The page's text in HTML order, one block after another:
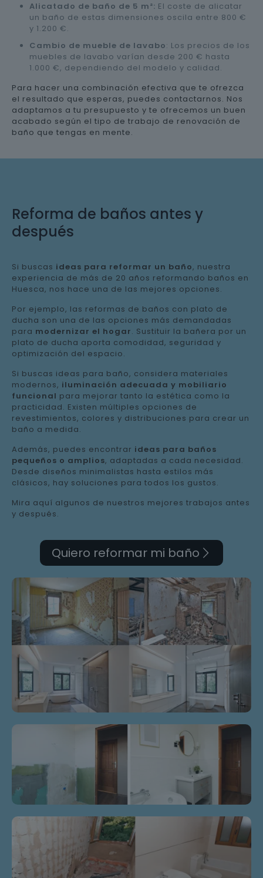
Alicatado de baño de 5 m²: El coste de alicatar
un baño de estas dimensiones oscila entre 800 €
y 1.200 €.
Cambio de mueble de lavabo: Los precios de los
muebles de lavabo varían desde 200 € hasta
1.000 €, dependiendo del modelo y calidad.
Para hacer una combinación efectiva que te ofrezca
el resultado que esperas, puedes contactarnos. Nos
adaptamos a tu presupuesto y te ofrecemos un buen
acabado según el tipo de trabajo de renovación de
baño que tengas en mente.
Reforma de baños antes y
después
Si buscas ideas para reformar un baño, nuestra
experiencia de más de 20 años reformando baños en
Huesca, nos hace una de las mejores opciones.
Por ejemplo, las reformas de baños con plato de
ducha son una de las opciones más demandadas
para modernizar el hogar. Sustituir la bañera por un
plato de ducha aporta comodidad, seguridad y
optimización del espacio.
Si buscas ideas para baño, considera materiales
modernos, iluminación adecuada y mobiliario
funcional para mejorar tanto la estética como la
practicidad. Existen múltiples opciones de
revestimientos, colores y distribuciones para crear un
baño a medida.
Además, puedes encontrar ideas para baños
pequeños o amplios, adaptadas a cada necesidad.
Desde diseños minimalistas hasta estilos más
clásicos, hay soluciones para todos los gustos.
Mira aquí algunos de nuestros mejores trabajos antes
y después.
Quiero reformar mi baño